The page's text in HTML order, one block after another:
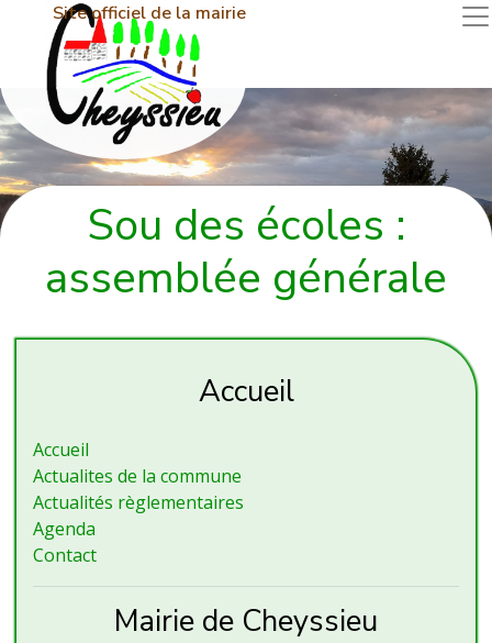
Site officiel de la mairie
Sou des écoles :
assemblée générale
Accueil
Accueil
Actualites de la commune
Actualités règlementaires
Agenda
Contact
Mairie de Cheyssieu